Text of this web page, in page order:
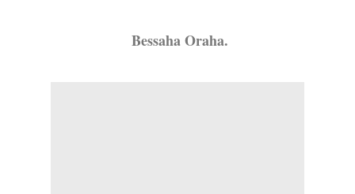
Bessaha Oraha.